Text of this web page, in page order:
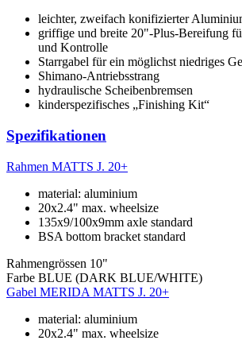
leichter, zweifach konifizierter
griffige und breite 20"-Plus-Bereifung
und Kontrolle
Starrgabel für ein möglichst niedriges
Shimano-Antriebsstrang
hydraulische Scheibenbremsen
kinderspezifisches „Finishing Kit“
Spezifikationen
Rahmen MATTS J. 20+
material: aluminium
20x2.4" max. wheelsize
135x9/100x9mm axle standard
BSA bottom bracket standard
Rahmengrössen 10"
Farbe BLUE (DARK BLUE/WHITE)
Gabel MERIDA MATTS J. 20+
material: aluminium
20x2.4" max. wheelsize